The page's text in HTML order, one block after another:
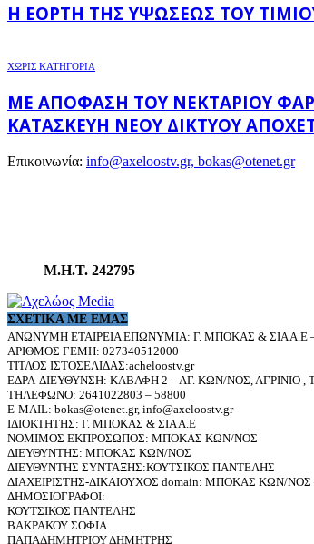
Η ΕΟΡΤΉ ΤΗΣ ΥΨΏΣΕΩΣ ΤΟΥ
ΧΩΡΊΣ ΚΑΤΗΓΟΡΊΑ
ΜΕ ΑΠΌΦΑΣΗ ΤΟΥ ΝΕΚΤΆΡΙΟΥ
ΚΑΤΑΣΚΕΥΉ ΝΈΟΥ ΔΙΚΤΎΟΥ
Επικοινωνία: info@axeloostv.gr, bokas@otenet.gr
Μ.Η.Τ. 242795
ΣΧΕΤΙΚΆ ΜΕ ΕΜΆΣ
ΑΝΩΝΥΜΗ ΕΤΑΙΡΕΙΑ ΕΠΩΝΥΜΙΑ: Γ. ΜΠΟΚΑΣ & ΣΙΑ Α.Ε
ΑΡΙΘΜΟΣ ΓΕΜΗ: 027340512000
ΤΙΤΛΟΣ ΙΣΤΟΣΕΛΙΔΑΣ:acheloostv.gr
ΕΔΡΑ-ΔΙΕΥΘΥΝΣΗ: ΚΑΒΑΦΗ 2 – ΑΓ. ΚΩΝ/ΝΟΣ, ΑΓΡΙΝΙΟ ,
ΤΗΛΕΦΩΝΟ: 2641022803 – 58800
E-MAIL: bokas@otenet.gr, info@axeloostv.gr
ΙΔΙΟΚΤΗΤΗΣ: Γ. ΜΠΟΚΑΣ & ΣΙΑ Α.Ε
ΝΟΜΙΜΟΣ ΕΚΠΡΟΣΩΠΟΣ: ΜΠΟΚΑΣ ΚΩΝ/ΝΟΣ
ΔΙΕΥΘΥΝΤΗΣ: ΜΠΟΚΑΣ ΚΩΝ/ΝΟΣ
ΔΙΕΥΘΥΝΤΗΣ ΣΥΝΤΑΞΗΣ:ΚΟΥΤΣΙΚΟΣ ΠΑΝΤΕΛΗΣ
ΔΙΑΧΕΙΡΙΣΤΗΣ-ΔΙΚΑΙΟΥΧΟΣ domain: ΜΠΟΚΑΣ ΚΩΝ/
ΔΗΜΟΣΙΟΓΡΑΦΟΙ:
ΚΟΥΤΣΙΚΟΣ ΠΑΝΤΕΛΗΣ
ΒΑΚΡΑΚΟΥ ΣΟΦΙΑ
ΠΑΠΑΔΗΜΗΤΡΙΟΥ ΔΗΜΗΤΡΗΣ